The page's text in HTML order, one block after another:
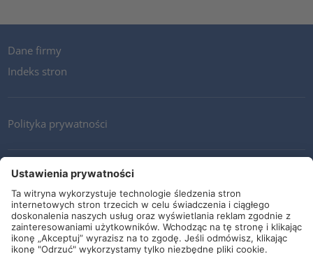
Dane firmy
Indeks stron
Polityka prywatności
Kontakt
Newsletter